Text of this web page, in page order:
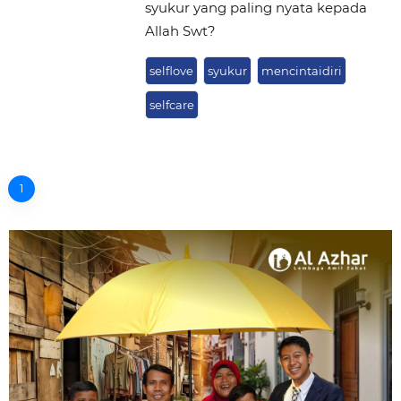
syukur yang paling nyata kepada
Allah Swt?
selflove syukur mencintaidiri
selfcare
1